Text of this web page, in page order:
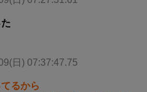
日) 07:37:47.75
るから